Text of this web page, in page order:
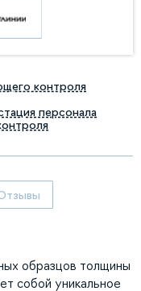
контроля
персонала
образцов толщины
собой уникальное